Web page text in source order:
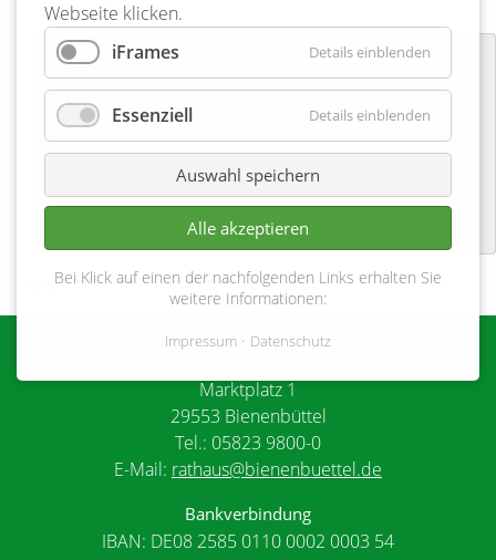
Weihnachtsmarkt
16-12-2023 11:00–17:00
Hohnstorf
Zurück
Marktplatz 1
29553 Bienenbüttel
Tel.: 05823 9800-0
E-Mail: rathaus@bienenbuettel.de
Bankverbindung
IBAN: DE08 2585 0110 0002 0003 54
Webseite klicken.
iFrames
Details einblenden
Essenziell Details einblenden
Auswahl speichern
Alle akzeptieren
Bei Klick auf einen der nachfolgenden Links erhalten Sie
weitere Informationen:
Impressum Datenschutz